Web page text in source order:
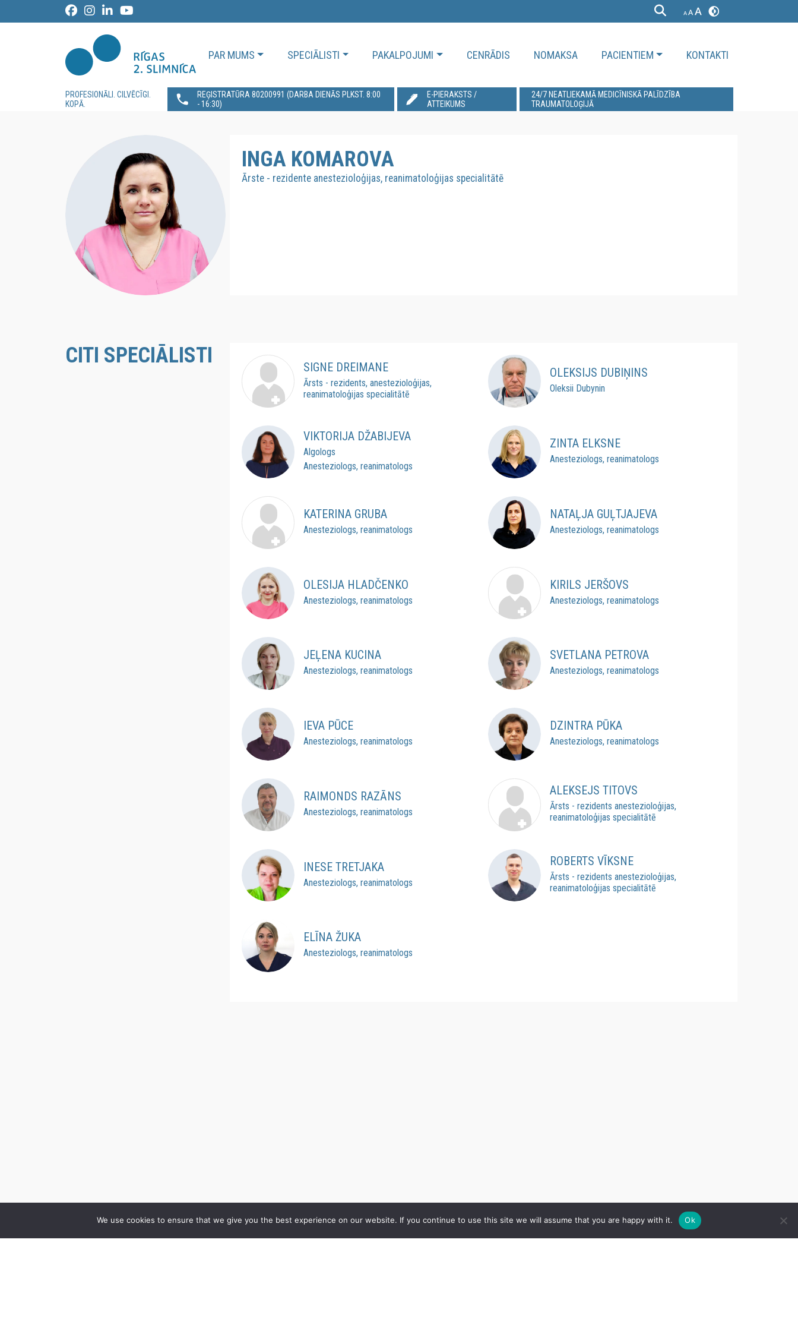
PAR MUMS SPECIĀLISTI PAKALPOJUMI CENRĀDIS NOMAKSA PACIENTIEM KONTAKTI
PROFESIONĀLI. CILVĒCĪGI.
KOPĀ.
REĢISTRATŪRA 80200991‬ (DARBA DIENĀS PLKST. 8:00
- 16:30)
E-PIERAKSTS /
ATTEIKUMS
24/7 NEATLIEKAMĀ MEDICĪNISKĀ PALĪDZĪBA
TRAUMATOLOĢIJĀ
INGA KOMAROVA
Ārste - rezidente anestezioloģijas, reanimatoloģijas specialitātē
CITI SPECIĀLISTI SIGNE DREIMANE
Ārsts - rezidents, anestezioloģijas,
reanimatoloģijas specialitātē
OLEKSIJS DUBIŅINS
Oleksii Dubynin
VIKTORIJA DŽABIJEVA
Algologs
Anesteziologs, reanimatologs
ZINTA ELKSNE
Anesteziologs, reanimatologs
KATERINA GRUBA
Anesteziologs, reanimatologs
NATAĻJA GUĻTJAJEVA
Anesteziologs, reanimatologs
OLESIJA HLADČENKO
Anesteziologs, reanimatologs
KIRILS JERŠOVS
Anesteziologs, reanimatologs
JEĻENA KUCINA
Anesteziologs, reanimatologs
SVETLANA PETROVA
Anesteziologs, reanimatologs
IEVA PŪCE
Anesteziologs, reanimatologs
DZINTRA PŪKA
Anesteziologs, reanimatologs
RAIMONDS RAZĀNS
Anesteziologs, reanimatologs
ALEKSEJS TITOVS
Ārsts - rezidents anestezioloģijas,
reanimatoloģijas specialitātē
INESE TRETJAKA
Anesteziologs, reanimatologs
ROBERTS VĪKSNE
Ārsts - rezidents anestezioloģijas,
reanimatoloģijas specialitātē
ELĪNA ŽUKA
Anesteziologs, reanimatologs
We use cookies to ensure that we give you the best experience on our website. If you continue to use this site we will assume that you are happy with it. Ok